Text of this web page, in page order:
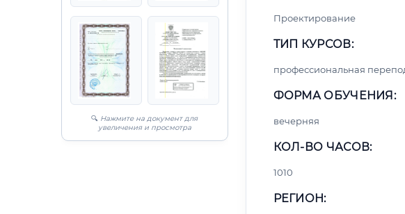
🔍 Нажмите на документ для
увеличения и просмотра
Проектирование
ТИП КУРСОВ:
профессиональная
ФОРМА ОБУЧЕНИЯ:
вечерняя
КОЛ-ВО ЧАСОВ:
1010
РЕГИОН: